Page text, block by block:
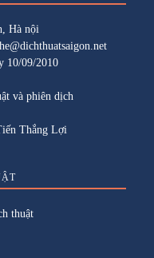
Hà nội
10/09/2010
và phiên dịch
Thắng Lợi
thuật